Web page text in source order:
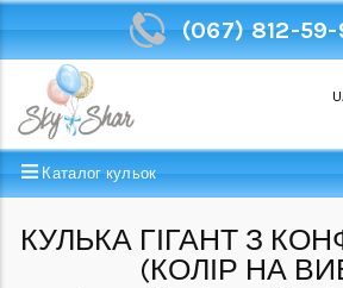
(067) 812-59-
Каталог кульок
КУЛЬКА ГІГАНТ З
(КОЛІР НА